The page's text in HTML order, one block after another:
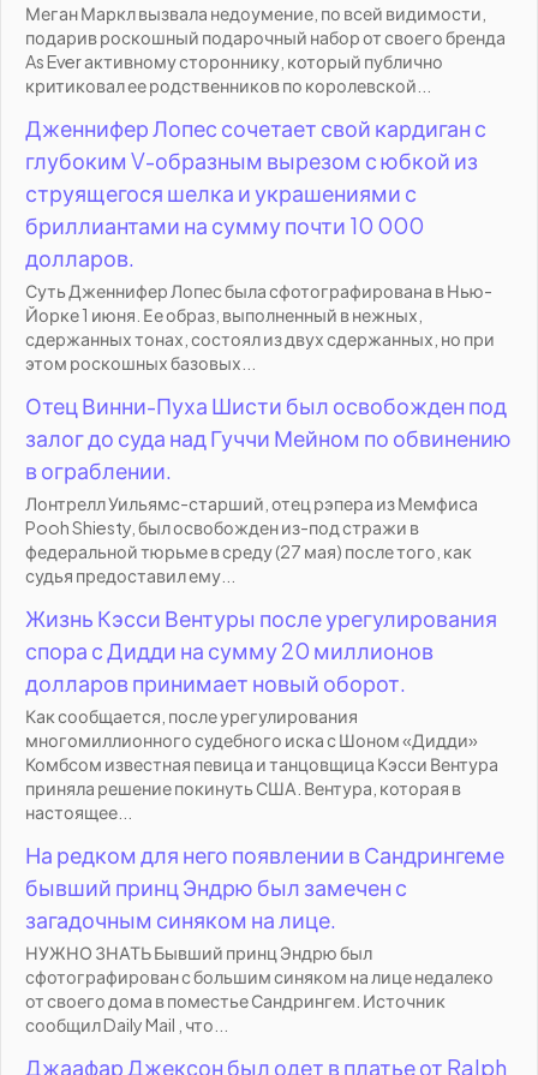
Меган Маркл вызвала недоумение, по всей видимости,
подарив роскошный подарочный набор от своего бренда
As Ever активному стороннику, который публично
критиковал ее родственников по королевской...
Дженнифер Лопес сочетает свой кардиган с
глубоким V-образным вырезом с юбкой из
струящегося шелка и украшениями с
бриллиантами на сумму почти 10 000
долларов.
Суть Дженнифер Лопес была сфотографирована в Нью-
Йорке 1 июня. Ее образ, выполненный в нежных,
сдержанных тонах, состоял из двух сдержанных, но при
этом роскошных базовых...
Отец Винни-Пуха Шисти был освобожден под
залог до суда над Гуччи Мейном по обвинению
в ограблении.
Лонтрелл Уильямс-старший, отец рэпера из Мемфиса
Pooh Shiesty, был освобожден из-под стражи в
федеральной тюрьме в среду (27 мая) после того, как
судья предоставил ему...
Жизнь Кэсси Вентуры после урегулирования
спора с Дидди на сумму 20 миллионов
долларов принимает новый оборот.
Как сообщается, после урегулирования
многомиллионного судебного иска с Шоном «Дидди»
Комбсом известная певица и танцовщица Кэсси Вентура
приняла решение покинуть США. Вентура, которая в
настоящее...
На редком для него появлении в Сандрингеме
бывший принц Эндрю был замечен с
загадочным синяком на лице.
НУЖНО ЗНАТЬ Бывший принц Эндрю был
сфотографирован с большим синяком на лице недалеко
от своего дома в поместье Сандрингем. Источник
сообщил Daily Mail , что...
Джаафар Джексон был одет в платье от Ralph